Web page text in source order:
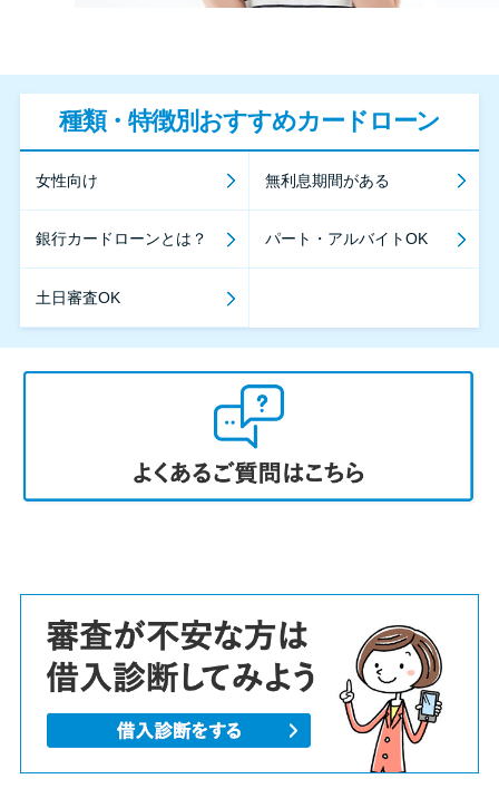
種類・特徴別おすすめカードローン
女性向け 無利息期間がある
銀行カードローンとは？ パート・アルバイトOK
土日審査OK